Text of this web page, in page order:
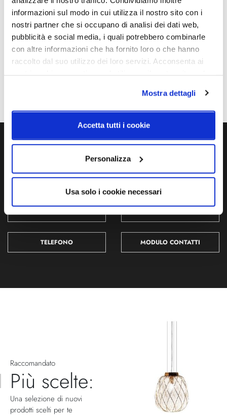
informazioni sul modo in cui utilizza il nostro sito con i
nostri partner che si occupano di analisi dei dati web,
pubblicità e social media, i quali potrebbero combinarle
con altre informazioni che ha fornito loro o che hanno
raccolto dal suo utilizzo dei loro servizi. Acconsenta ai
Mostra dettagli
Accetta tutti i cookie
Personalizza
Usa solo i cookie necessari
Ø 500mm - H 3020mm
Lampadina alogena,
Lampadina Led
Potenza e attacco
116W - E27 Alogena 21W -
E27 LED
Lampadina
Esclusa
A++, A+, A, B, C, D, E
Ti servono maggiori informazioni?
Contattaci via Chat, via telefono allo + 39 039 9909099 oppure
compila il modulo
TELEFONO MODULO CONTATTI
Raccomandato
Più scelte:
Una selezione di nuovi
prodotti scelti per te